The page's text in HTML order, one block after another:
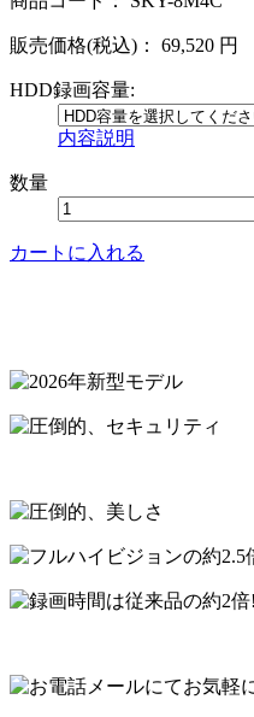
販売価格(税込)： 69,520 円
HDD録画容量:
内容説明
数量
カートに入れる